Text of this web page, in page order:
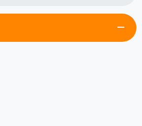
remove